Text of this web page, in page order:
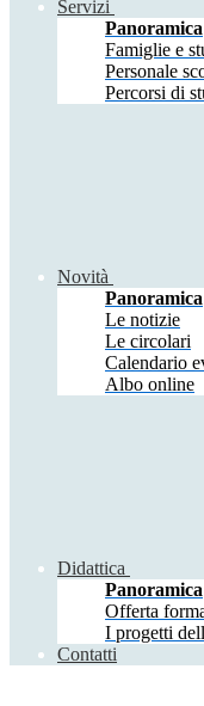
Servizi
Panoramica
Famiglie e
Personale
Percorsi di
Novità
Panoramica
Le notizie
Le circolari
Calendario
Albo online
Didattica
Panoramica
Offerta
I progetti
Contatti